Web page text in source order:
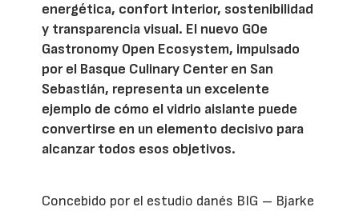
energética, confort interior, sostenibilidad
y transparencia visual. El nuevo GOe
Gastronomy Open Ecosystem, impulsado
por el Basque Culinary Center en San
Sebastián, representa un excelente
ejemplo de cómo el vidrio aislante puede
convertirse en un elemento decisivo para
alcanzar todos esos objetivos.
Concebido por el estudio danés BIG – Bjarke